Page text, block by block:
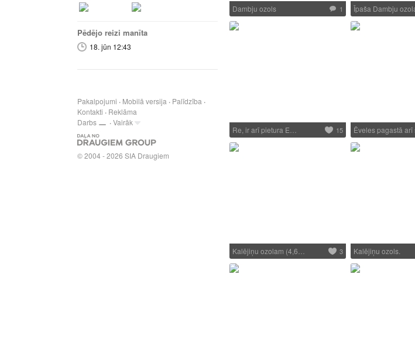
Pēdējo reizi manīta
18. jūn 12:43
Pakalpojumi Mobilā versija
Palīdzība
Kontakti
Reklāma
Darbs
Vairāk
© 2004 - 2026 SIA Draugiem
Dambju ozols 1 Īpaša Dambju
Re, ir arī pietura E… 15 Ēveles pagastā arī
Kalējiņu ozolam (4,6… 3 Kalējiņu ozols.